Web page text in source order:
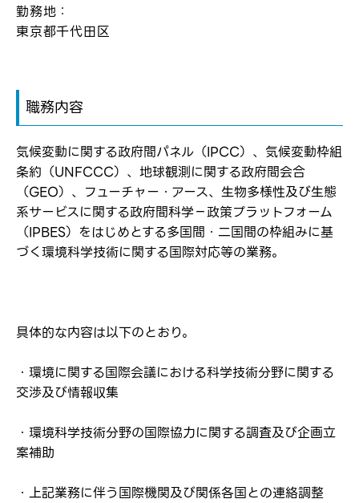
勤務地：
東京都千代田区
職務内容
気候変動に関する政府間パネル（IPCC）、気候変動枠組
条約（UNFCCC）、地球観測に関する政府間会合
（GEO）、フューチャー・アース、生物多様性及び生態
系サービスに関する政府間科学－政策プラットフォーム
（IPBES）をはじめとする多国間・二国間の枠組みに基
づく環境科学技術に関する国際対応等の業務。
具体的な内容は以下のとおり。
・環境に関する国際会議における科学技術分野に関する
交渉及び情報収集
・環境科学技術分野の国際協力に関する調査及び企画立
案補助
・上記業務に伴う国際機関及び関係各国との連絡調整